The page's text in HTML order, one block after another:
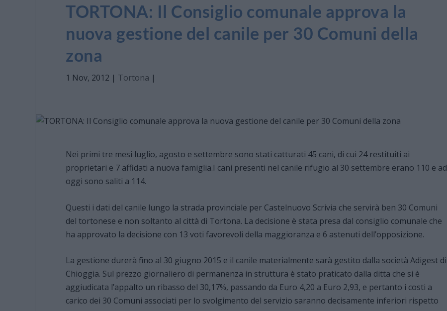
TORTONA: Il Consiglio comunale approva la
nuova gestione del canile per 30 Comuni della
zona
1 Nov, 2012 | Tortona |
Nei primi tre mesi luglio, agosto e settembre sono stati catturati 45 cani, di cui 24 restituiti ai
proprietari e 7 affidati a nuova famiglia.I cani presenti nel canile rifugio al 30 settembre erano 110 e ad
oggi sono saliti a 114.
Questi i dati del canile lungo la strada provinciale per Castelnuovo Scrivia che servirà ben 30 Comuni
del tortonese e non soltanto al città di Tortona. La decisione è stata presa dal consiglio comunale che
ha approvato la decisione con 13 voti favorevoli della maggioranza e 6 astenuti dell’opposizione.
La gestione durerà fino al 30 giugno 2015 e il canile materialmente sarà gestito dalla società Adigest di
Chioggia. Sul prezzo giornaliero di permanenza in struttura è stato praticato dalla ditta che si è
aggiudicata l’appalto un ribasso del 30,17%, passando da Euro 4,20 a Euro 2,93, e pertanto i costi a
carico dei 30 Comuni associati per lo svolgimento del servizio saranno decisamente inferiori rispetto